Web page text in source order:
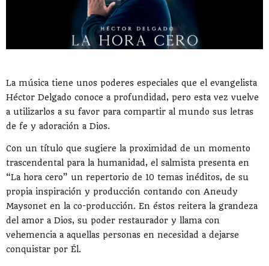
La música tiene unos poderes especiales que el evangelista
Héctor Delgado conoce a profundidad, pero esta vez vuelve
a utilizarlos a su favor para compartir al mundo sus letras
de fe y adoración a Dios.
Con un título que sugiere la proximidad de un momento
trascendental para la humanidad, el salmista presenta en
“La hora cero” un repertorio de 10 temas inéditos, de su
propia inspiración y producción contando con Aneudy
Maysonet en la co-producción. En éstos reitera la grandeza
del amor a Dios, su poder restaurador y llama con
vehemencia a aquellas personas en necesidad a dejarse
conquistar por Él.